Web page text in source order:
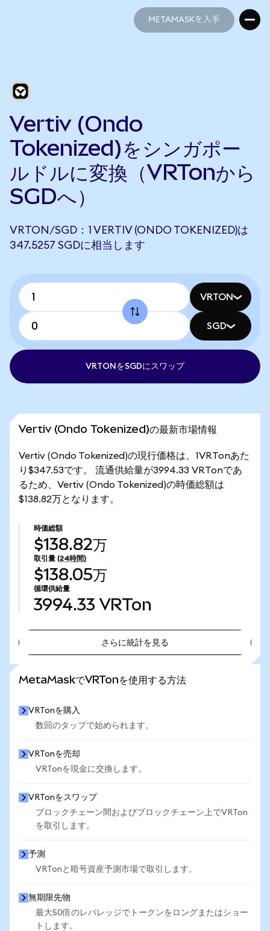
METAMASKを入手
Vertiv (Ondo
Tokenized)をシンガポー
ルドルに変換（VRTonから
SGDへ）
VRTON/SGD：1 VERTIV (ONDO TOKENIZED)は
347.5257 SGDに相当します
VRTON
SGD
VRTONをSGDにスワップ
Vertiv (Ondo Tokenized)の最新市場情報
Vertiv (Ondo Tokenized)の現行価格は、1VRTonあた
り$347.53です。 流通供給量が3994.33 VRTonであ
るため、Vertiv (Ondo Tokenized)の時価総額は
$138.82万となります。
時価総額
$138.82万
取引量 (24時間)
$138.05万
循環供給量
3994.33 VRTon
さらに統計を見る
MetaMaskでVRTonを使用する方法
VRTonを購入
数回のタップで始められます。
VRTonを売却
VRTonを現金に交換します。
VRTonをスワップ
ブロックチェーン間およびブロックチェーン上でVRTon
を取引します。
予測
VRTonと暗号資産予測市場で取引します。
無期限先物
最大50倍のレバレッジでトークンをロングまたはショー
トします。